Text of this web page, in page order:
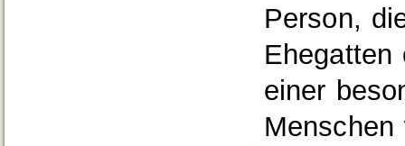
Person,
Ehegatten
einer
Menschen